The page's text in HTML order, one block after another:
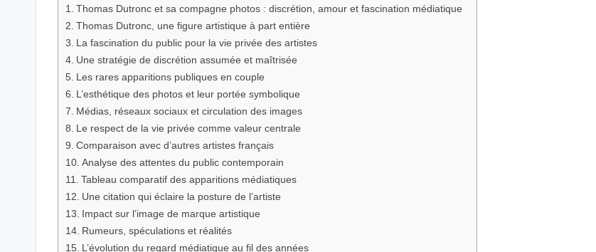
Thomas Dutronc et sa compagne photos : discrétion, amour et fascination médiatique
Thomas Dutronc, une figure artistique à part entière
La fascination du public pour la vie privée des artistes
Une stratégie de discrétion assumée et maîtrisée
Les rares apparitions publiques en couple
L’esthétique des photos et leur portée symbolique
Médias, réseaux sociaux et circulation des images
Le respect de la vie privée comme valeur centrale
Comparaison avec d’autres artistes français
Analyse des attentes du public contemporain
Tableau comparatif des apparitions médiatiques
Une citation qui éclaire la posture de l’artiste
Impact sur l’image de marque artistique
Rumeurs, spéculations et réalités
L’évolution du regard médiatique au fil des années